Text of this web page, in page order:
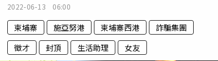
2022-06-13 06:00
柬埔寨 施亞努港 柬埔寨西港
詐騙集團
徵才
封頂 生活助理 女友